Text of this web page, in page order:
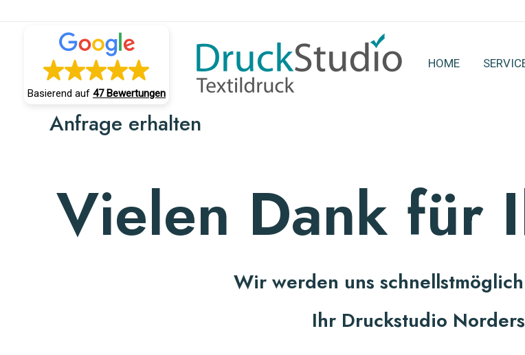
Basierend auf 47 Bewertungen
HOME
Anfrage erhalten
Vielen Dank für
Wir werden uns
Ihr Druckstudio